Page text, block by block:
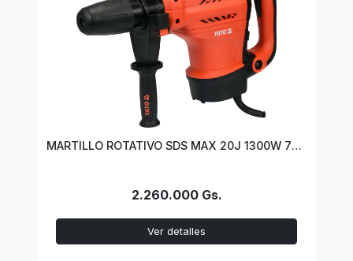
MARTILLO ROTATIVO SDS MAX 20J 1300W 7KG
2.260.000 Gs.
Ver detalles